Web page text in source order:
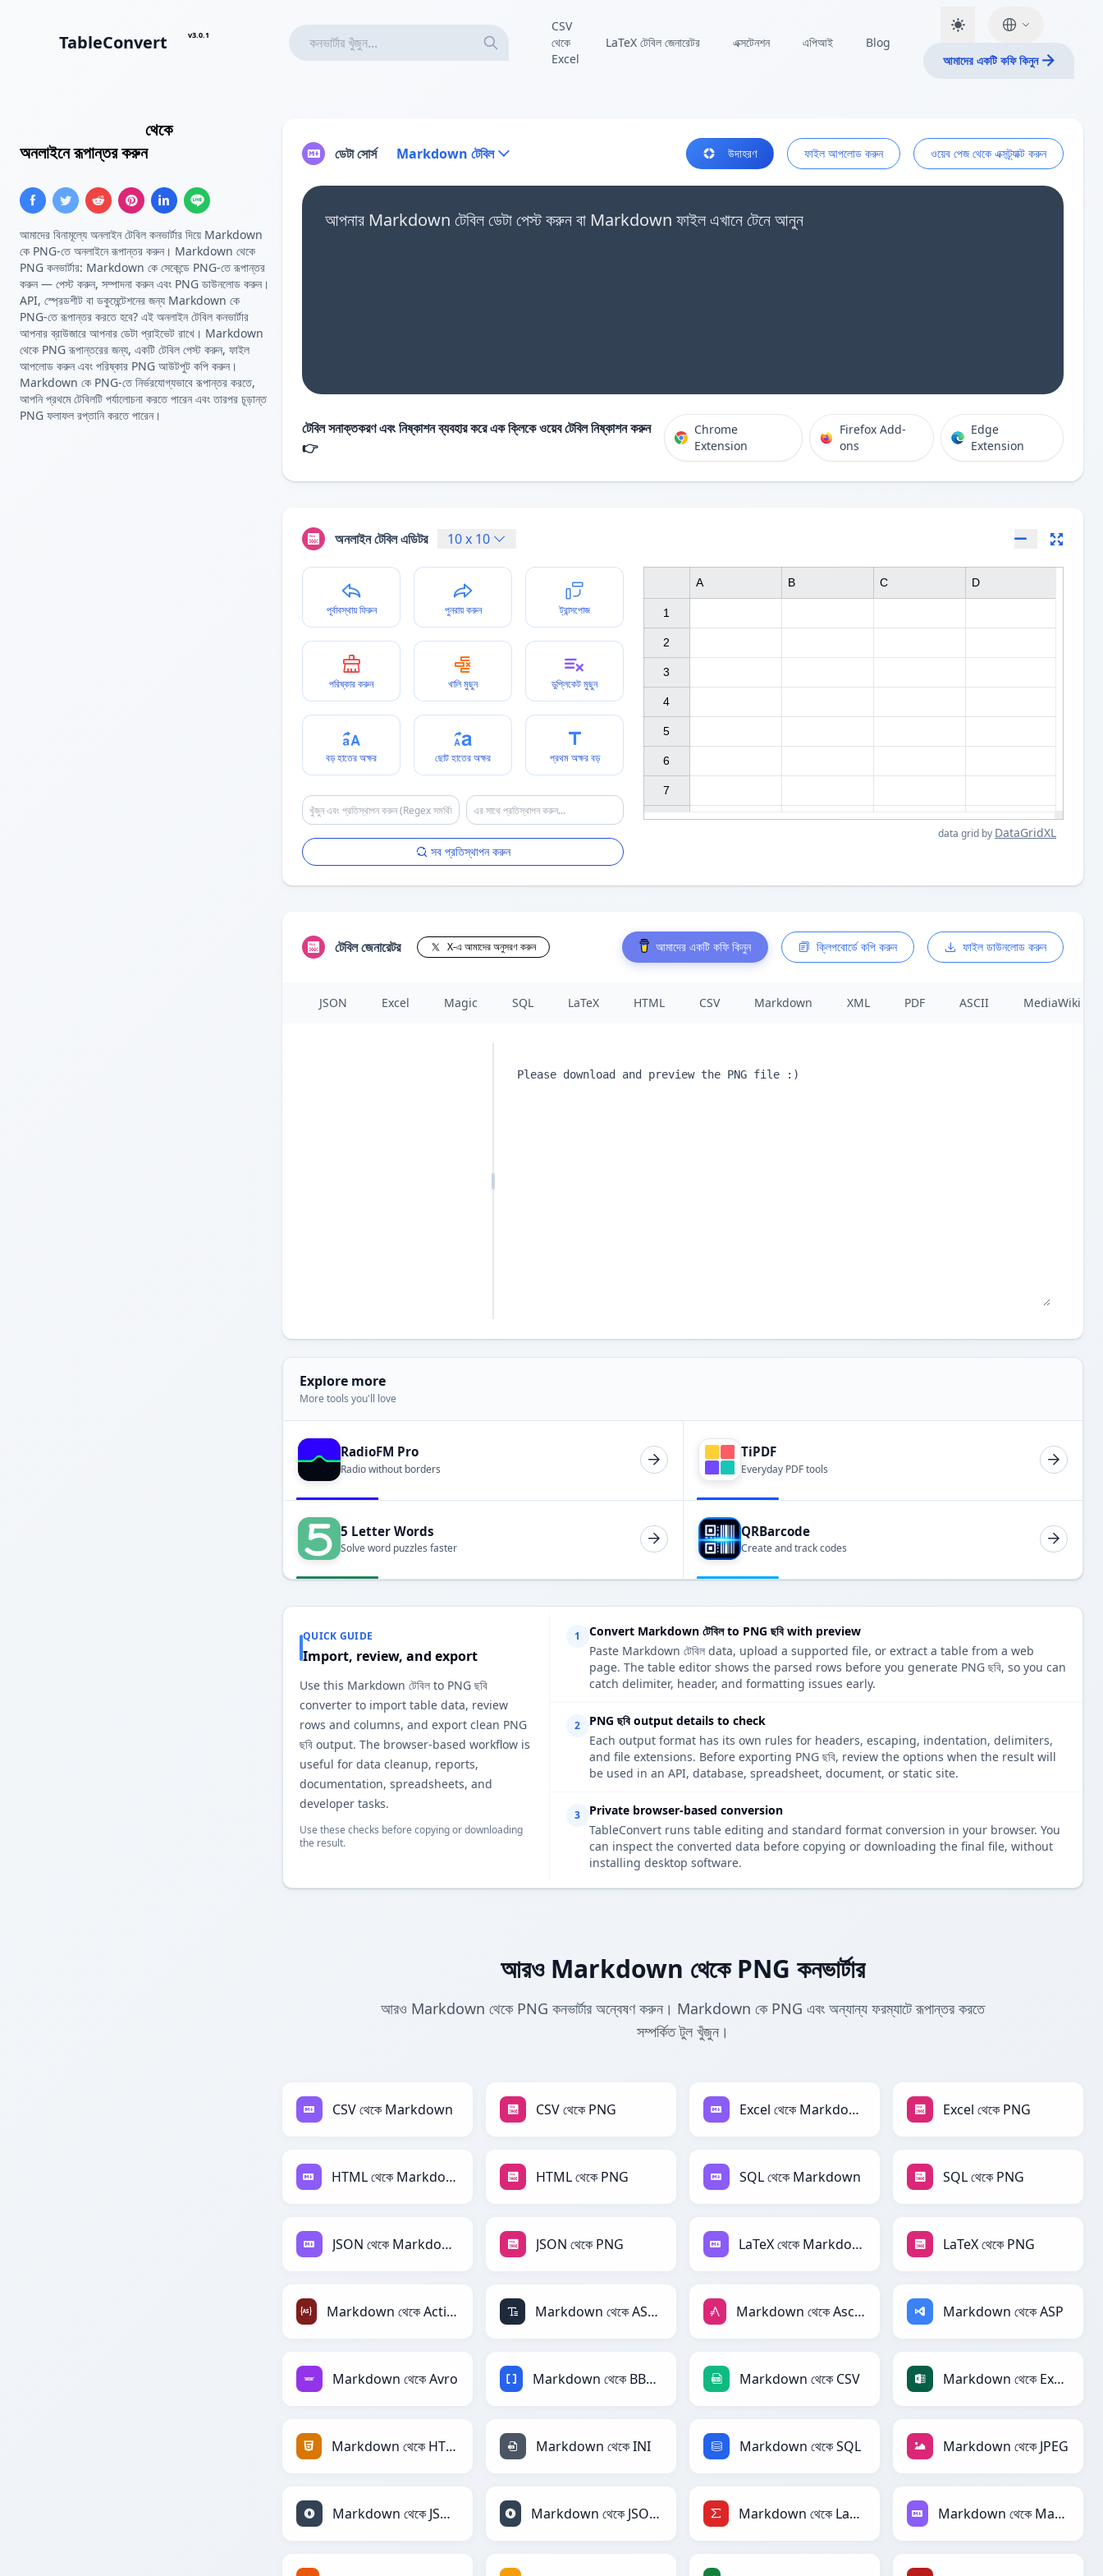
TableConvert v3.0.1
CSV
থেকে
Excel
LaTeX টেবিল জেনারেটর এক্সটেনশন এপিআই
Blog
আমাদের একটি কফি কিনুন
থেকে
অনলাইনে রূপান্তর করুন
আমাদের বিনামূল্যে অনলাইন টেবিল কনভার্টার দিয়ে Markdown
কে PNG-তে অনলাইনে রূপান্তর করুন। Markdown থেকে
PNG কনভার্টার: Markdown কে সেকেন্ডে PNG-তে রূপান্তর
করুন — পেস্ট করুন, সম্পাদনা করুন এবং PNG ডাউনলোড করুন।
API, স্প্রেডশীট বা ডকুমেন্টেশনের জন্য Markdown কে
PNG-তে রূপান্তর করতে হবে? এই অনলাইন টেবিল কনভার্টার
আপনার ব্রাউজারে আপনার ডেটা প্রাইভেট রাখে। Markdown
থেকে PNG রূপান্তরের জন্য, একটি টেবিল পেস্ট করুন, ফাইল
আপলোড করুন এবং পরিষ্কার PNG আউটপুট কপি করুন।
Markdown কে PNG-তে নির্ভরযোগ্যভাবে রূপান্তর করতে,
আপনি প্রথমে টেবিলটি পর্যালোচনা করতে পারেন এবং তারপর চূড়ান্ত
PNG ফলাফল রপ্তানি করতে পারেন।
ডেটা সোর্স Markdown টেবিল উদাহরণ ফাইল আপলোড করুন ওয়েব পেজ থেকে এক্সট্র্যাক্ট করুন
আপনার Markdown টেবিল ডেটা পেস্ট করুন বা Markdown ফাইল এখানে টেনে আনুন
টেবিল সনাক্তকরণ এবং নিষ্কাশন ব্যবহার করে এক ক্লিকে ওয়েব টেবিল নিষ্কাশন করুন
👉
Chrome
Extension
Firefox Add-
ons
Edge
Extension
অনলাইন টেবিল এডিটর 10x 10
পূর্বাবস্থায় ফিরুন পুনরায় করুন ট্রান্সপোজ
পরিষ্কার করুন খালি মুছুন ডুপ্লিকেট মুছুন
বড় হাতের অক্ষর ছোট হাতের অক্ষর প্রথম অক্ষর বড়
সব প্রতিস্থাপন করুন
1
2
3
4
5
6
7
A B C D
data grid by DataGridXL
টেবিল জেনারেটর X-এ আমাদের অনুসরণ করুন আমাদের একটি কফি কিনুন ক্লিপবোর্ডে কপি করুন ফাইল ডাউনলোড করুন
JSON Excel Magic SQL LaTeX HTML CSV Markdown XML PDF ASCII MediaWiki
Explore more
More tools you'll love
RadioFM Pro
Radio without borders
TiPDF
Everyday PDF tools
5 Letter Words
Solve word puzzles faster
QRBarcode
Create and track codes
QUICK GUIDE
Import, review, and export
Use this Markdown টেবিল to PNG ছবি
converter to import table data, review
rows and columns, and export clean PNG
ছবি output. The browser-based workflow is
useful for data cleanup, reports,
documentation, spreadsheets, and
developer tasks.
Use these checks before copying or downloading
the result.
1
Convert Markdown টেবিল to PNG ছবি with preview
Paste Markdown টেবিল data, upload a supported file, or extract a table from a web
page. The table editor shows the parsed rows before you generate PNG ছবি, so you can
catch delimiter, header, and formatting issues early.
2
PNG ছবি output details to check
Each output format has its own rules for headers, escaping, indentation, delimiters,
and file extensions. Before exporting PNG ছবি, review the options when the result will
be used in an API, database, spreadsheet, document, or static site.
3
Private browser-based conversion
TableConvert runs table editing and standard format conversion in your browser. You
can inspect the converted data before copying or downloading the final file, without
installing desktop software.
আরও Markdown থেকে PNG কনভার্টার
আরও Markdown থেকে PNG কনভার্টার অন্বেষণ করুন। Markdown কে PNG এবং অন্যান্য ফরম্যাটে রূপান্তর করতে
সম্পর্কিত টুল খুঁজুন।
CSV থেকে Markdown CSV থেকে PNG Excel থেকে Markdown Excel থেকে PNG
HTML থেকে Markdown HTML থেকে PNG SQL থেকে Markdown SQL থেকে PNG
JSON থেকে Markdown JSON থেকে PNG LaTeX থেকে Markdown LaTeX থেকে PNG
Markdown থেকে ActionScript Markdown থেকে ASCII Markdown থেকে AsciiDoc Markdown থেকে ASP
Markdown থেকে Avro Markdown থেকে BBCode Markdown থেকে CSV Markdown থেকে Excel
Markdown থেকে HTML Markdown থেকে INI Markdown থেকে SQL Markdown থেকে JPEG
Markdown থেকে JSON Markdown থেকে JSONLines Markdown থেকে LaTeX Markdown থেকে Markdown